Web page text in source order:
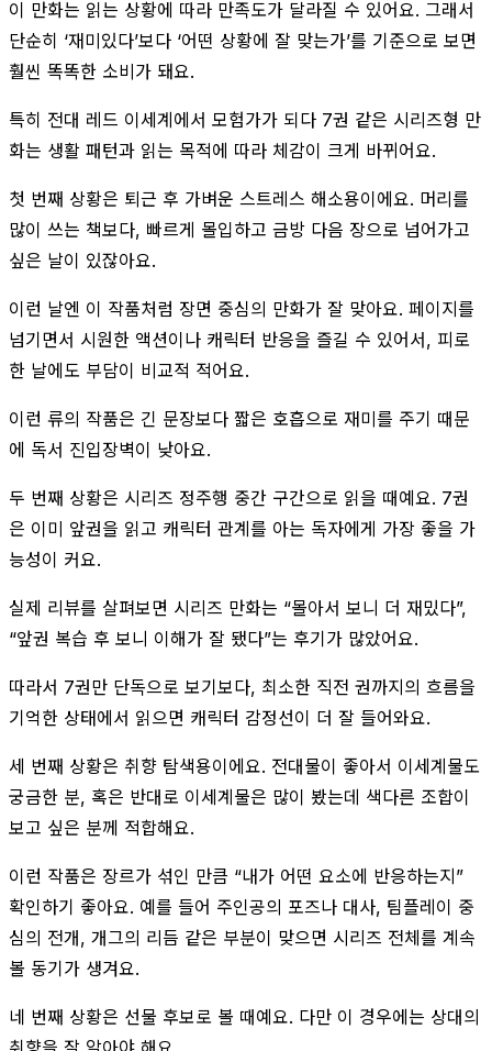
이 만화는 읽는 상황에 따라 만족도가 달라질 수 있어요. 그래서
단순히 ‘재미있다’보다 ‘어떤 상황에 잘 맞는가’를 기준으로 보면
훨씬 똑똑한 소비가 돼요.
특히 전대 레드 이세계에서 모험가가 되다 7권 같은 시리즈형 만
화는 생활 패턴과 읽는 목적에 따라 체감이 크게 바뀌어요.
첫 번째 상황은 퇴근 후 가벼운 스트레스 해소용이에요. 머리를
많이 쓰는 책보다, 빠르게 몰입하고 금방 다음 장으로 넘어가고
싶은 날이 있잖아요.
이런 날엔 이 작품처럼 장면 중심의 만화가 잘 맞아요. 페이지를
넘기면서 시원한 액션이나 캐릭터 반응을 즐길 수 있어서, 피로
한 날에도 부담이 비교적 적어요.
이런 류의 작품은 긴 문장보다 짧은 호흡으로 재미를 주기 때문
에 독서 진입장벽이 낮아요.
두 번째 상황은 시리즈 정주행 중간 구간으로 읽을 때예요. 7권
은 이미 앞권을 읽고 캐릭터 관계를 아는 독자에게 가장 좋을 가
능성이 커요.
실제 리뷰를 살펴보면 시리즈 만화는 “몰아서 보니 더 재밌다”,
“앞권 복습 후 보니 이해가 잘 됐다”는 후기가 많았어요.
따라서 7권만 단독으로 보기보다, 최소한 직전 권까지의 흐름을
기억한 상태에서 읽으면 캐릭터 감정선이 더 잘 들어와요.
세 번째 상황은 취향 탐색용이에요. 전대물이 좋아서 이세계물도
궁금한 분, 혹은 반대로 이세계물은 많이 봤는데 색다른 조합이
보고 싶은 분께 적합해요.
이런 작품은 장르가 섞인 만큼 “내가 어떤 요소에 반응하는지”
확인하기 좋아요. 예를 들어 주인공의 포즈나 대사, 팀플레이 중
심의 전개, 개그의 리듬 같은 부분이 맞으면 시리즈 전체를 계속
볼 동기가 생겨요.
네 번째 상황은 선물 후보로 볼 때예요. 다만 이 경우에는 상대의